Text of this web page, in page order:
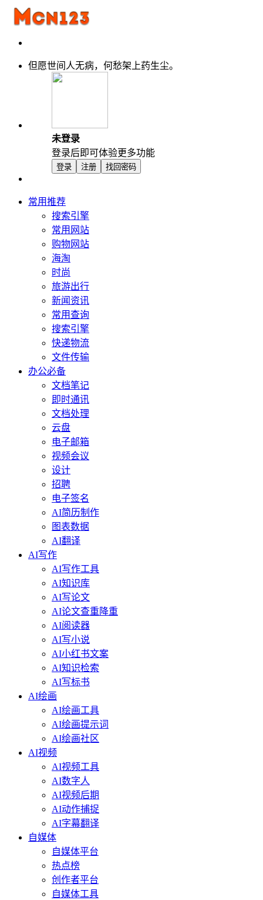
但愿世间人无病，何愁架上药生尘。
未登录
登录后即可体验更多功能
登录 注册 找回密码
常用推荐
搜索引擎
常用网站
购物网站
海淘
时尚
旅游出行
新闻资讯
常用查询
搜索引擎
快递物流
文件传输
办公必备
文档笔记
即时通讯
文档处理
云盘
电子邮箱
视频会议
设计
招聘
电子签名
AI简历制作
图表数据
AI翻译
AI写作
AI写作工具
AI知识库
AI写论文
AI论文查重降重
AI阅读器
AI写小说
AI小红书文案
AI知识检索
AI写标书
AI绘画
AI绘画工具
AI绘画提示词
AI绘画社区
AI视频
AI视频工具
AI数字人
AI视频后期
AI动作捕捉
AI字幕翻译
自媒体
自媒体平台
热点榜
创作者平台
自媒体工具